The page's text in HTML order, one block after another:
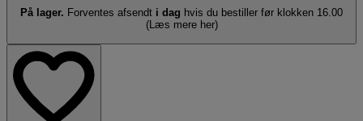
På lager. Forventes afsendt i dag hvis du bestiller før klokken 16.00
(Læs mere her)